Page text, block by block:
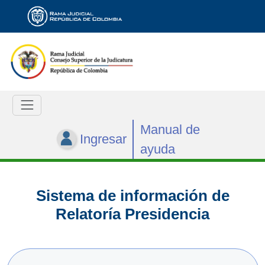
Ingresar
Manual de
ayuda
Sistema de información de
Relatoría Presidencia